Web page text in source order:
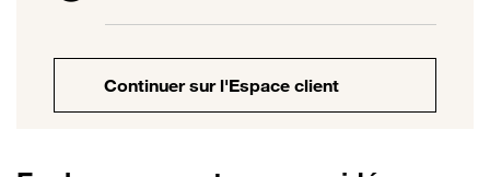
Continuer sur l'Espace client